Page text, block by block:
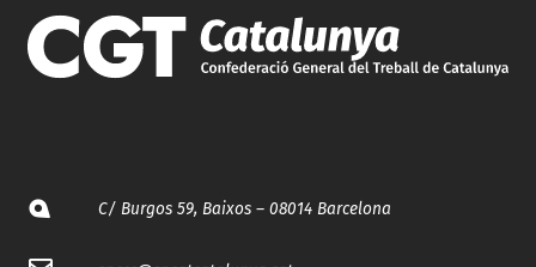
C/ Burgos 59, Baixos – 08014 Barcelona